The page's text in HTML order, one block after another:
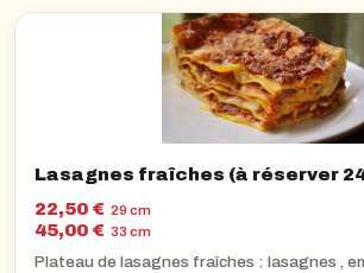
Lasagnes fraîches (à réserver
22,50 € 29 cm
45,00 € 33 cm
Plateau de lasagnes fraîches : lasagnes ,